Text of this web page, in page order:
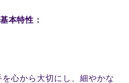
本特性：
を心から大切にし、細やかな